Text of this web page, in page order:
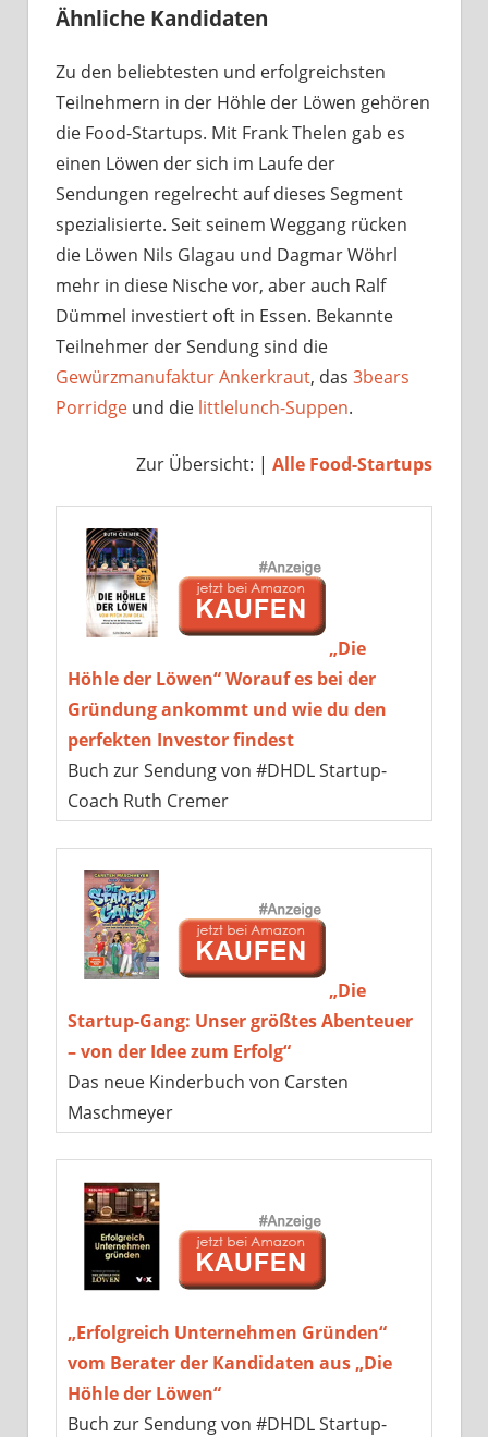
Ähnliche Kandidaten
Zu den beliebtesten und erfolgreichsten
Teilnehmern in der Höhle der Löwen gehören
die Food-Startups. Mit Frank Thelen gab es
einen Löwen der sich im Laufe der
Sendungen regelrecht auf dieses Segment
spezialisierte. Seit seinem Weggang rücken
die Löwen Nils Glagau und Dagmar Wöhrl
mehr in diese Nische vor, aber auch Ralf
Dümmel investiert oft in Essen. Bekannte
Teilnehmer der Sendung sind die
Gewürzmanufaktur Ankerkraut, das 3bears
Porridge und die littlelunch-Suppen.
Zur Übersicht: | Alle Food-Startups
„Die
Höhle der Löwen“ Worauf es bei der
Gründung ankommt und wie du den
perfekten Investor findest
Buch zur Sendung von #DHDL Startup-
Coach Ruth Cremer
„Die
Startup-Gang: Unser größtes Abenteuer
– von der Idee zum Erfolg“
Das neue Kinderbuch von Carsten
Maschmeyer
„Erfolgreich Unternehmen Gründen“
vom Berater der Kandidaten aus „Die
Höhle der Löwen“
Buch zur Sendung von #DHDL Startup-